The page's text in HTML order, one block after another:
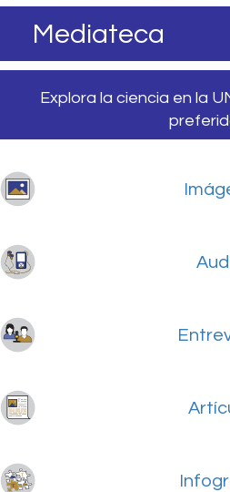
Mediateca
Explora la ciencia en la